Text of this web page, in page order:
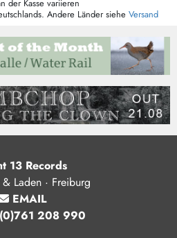
der Kasse variieren
Andere Länder siehe Versand
13 Records
Laden · Freiburg
EMAIL
208 990